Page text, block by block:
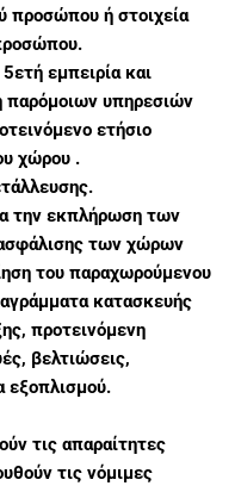
προσώπου ή στοιχεία
εμπειρία και
παρόμοιων υπηρεσιών
ετήσιο
χώρου .
την εκπλήρωση των
των χώρων
του παραχωρούμενου
κατασκευής
προτεινόμενη
βελτιώσεις,
εξοπλισμού.
τις απαραίτητες
τις νόμιμες